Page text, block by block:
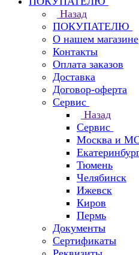
Назад
ПОКУПАТЕЛЮ
О нашем магазине
Контакты
Оплата заказов
Доставка
Договор-оферта
Сервис
Назад
Сервис
Москва и
Тюмень
Челябинск
Ижевск
Киров
Пермь
Документы
Сертификаты